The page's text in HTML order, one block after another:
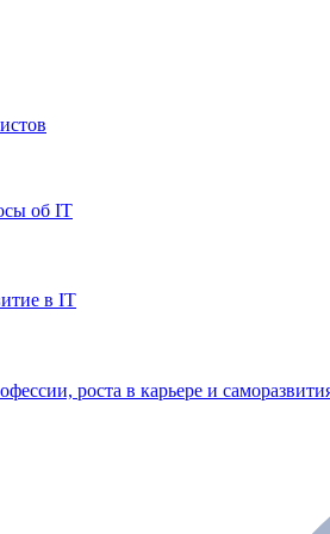
об IT
в IT
роста в карьере и